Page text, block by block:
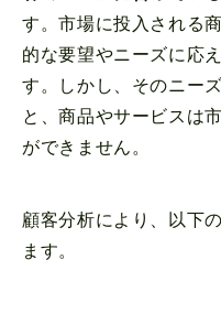
す。市場に投入される
的な要望やニーズに応
す。しかし、そのニー
と、商品やサービスは
ができません。
顧客分析により、以下
ます。